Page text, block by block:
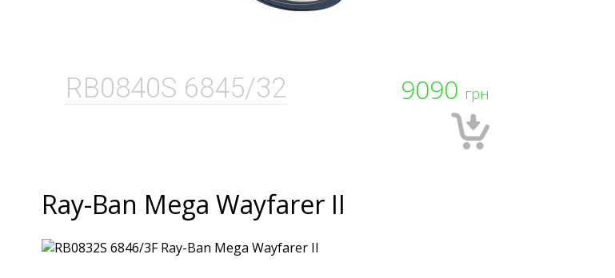
9090 грн
RB0840S 6845/32
Ray-Ban Mega Wayfarer II